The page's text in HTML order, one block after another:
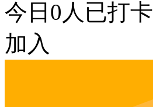
今日 0 人已打卡
加入